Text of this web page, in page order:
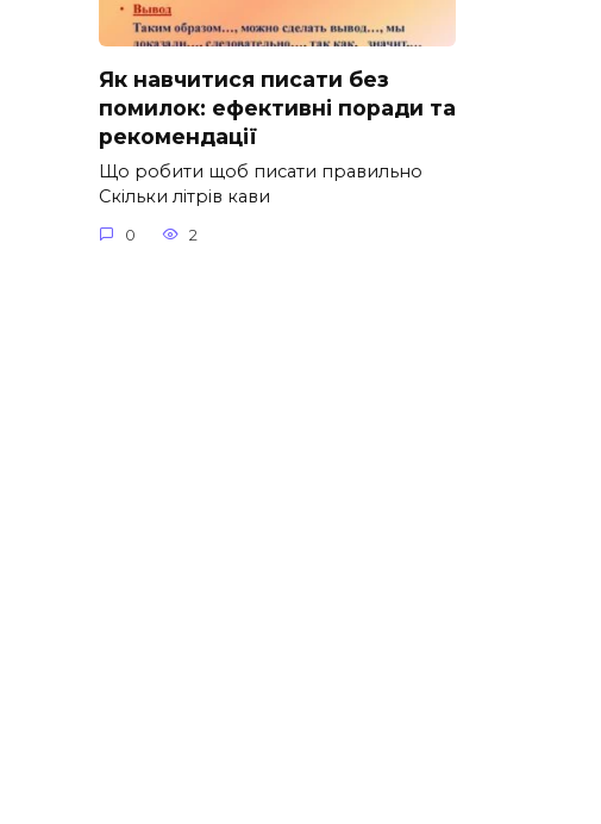
Як навчитися писати без
помилок: ефективні поради та
рекомендації
Що робити щоб писати правильно
Скільки літрів кави
0 2